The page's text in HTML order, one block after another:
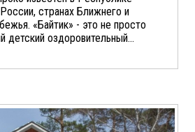
странах Ближнего и
«Байтик» - это не просто
детский оздоровительный...